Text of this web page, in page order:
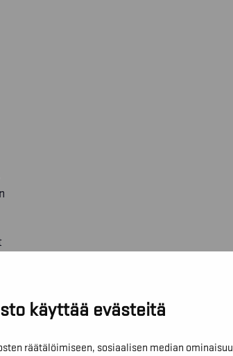
käyttää evästeitä
räätälöimiseen, sosiaalisen median